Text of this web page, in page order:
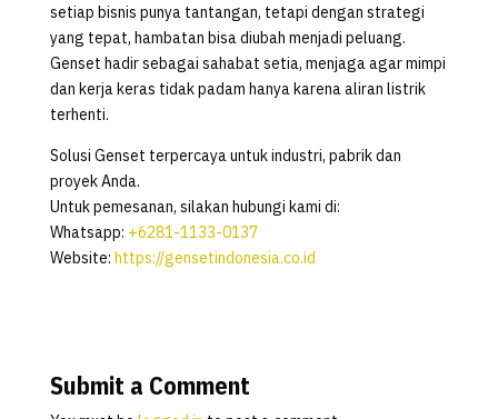
setiap bisnis punya tantangan, tetapi dengan strategi
yang tepat, hambatan bisa diubah menjadi peluang.
Genset hadir sebagai sahabat setia, menjaga agar mimpi
dan kerja keras tidak padam hanya karena aliran listrik
terhenti.
Solusi Genset terpercaya untuk industri, pabrik dan
proyek Anda.
Untuk pemesanan, silakan hubungi kami di:
Whatsapp: +6281-1133-0137
Website: https://gensetindonesia.co.id
Submit a Comment